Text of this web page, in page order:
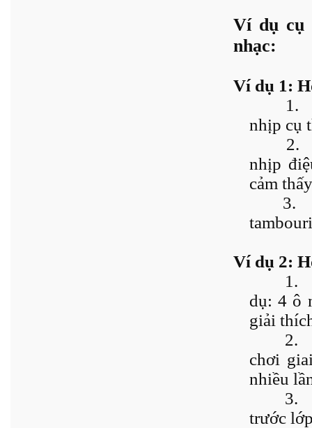
Ví dụ cụ
nhạc:
Ví dụ 1:
1.
nhịp cụ
2.
nhịp
cảm
3.
Ví dụ 2:
1.
dụ: 4 ô
giải
2.
chơi
nhiều
3.
trước